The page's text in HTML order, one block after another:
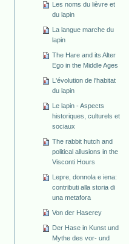
Les noms du lièvre et
du lapin
La langue marche du
lapin
The Hare and its Alter
Ego in the Middle Ages
L'évolution de l'habitat
du lapin
Le lapin - Aspects
historiques, culturels et
sociaux
The rabbit hutch and
political allusions in the
Visconti Hours
Lepre, donnola e iena:
contributi alla storia di
una metafora
Von der Haserey
Der Hase in Kunst und
Mythe des vor- und